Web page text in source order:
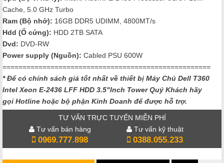
Cache, 5.0 GHz Turbo
Ram (Bộ nhớ): 16GB DDR5 UDIMM, 4800MT/s
Hdd (Ổ cứng): HDD 2TB SATA
Dvd: DVD-RW
Power supply (Nguồn): Cabled PSU 600W
====================================================
* Để có chính sách giá tốt nhất về thiết bị Máy Chủ Dell T360
Intel Xeon E-2436 LFF HDD 3.5"Inch TowerQuý Khách hãy
gọi Hotline hoặc bộ phận Kinh Doanh để được hỗ trợ.
TƯ VẤN TRỰC TUYẾN MIỄN PHÍ
Tư vấn bán hàng
0969.777.898
Tư vấn kỹ thuật
0388.055.233